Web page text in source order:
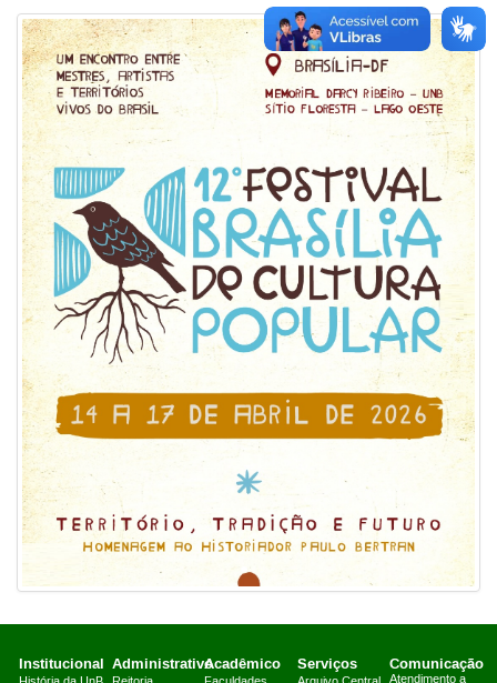
Institucional AdministrativoAcadêmico Serviços Comunicação
Atendimento a